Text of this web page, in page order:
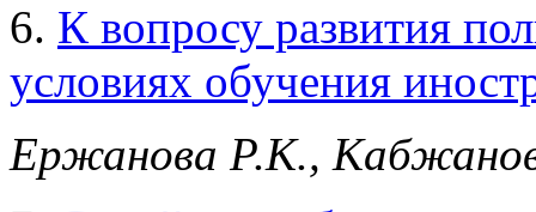
6. К вопросу развития
условиях обучения
Ержанова Р.К.,